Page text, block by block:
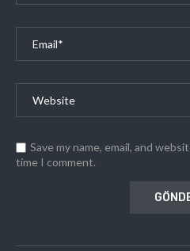
Save my name, email, and
time I comment.